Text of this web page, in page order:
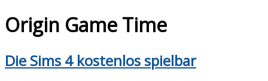
Origin Game Time
Die Sims 4 kostenlos spielbar